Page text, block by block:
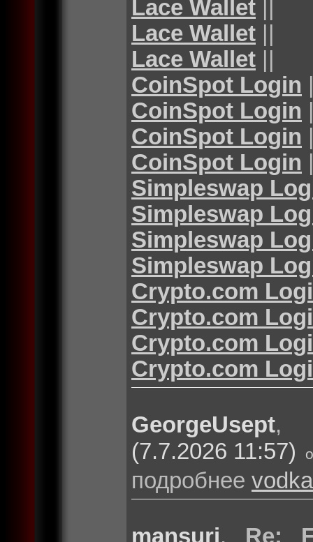
Lace Wallet ||
Lace Wallet ||
Lace Wallet ||
CoinSpot Login
CoinSpot Login
CoinSpot Login
CoinSpot Login
Simpleswap
Simpleswap
Simpleswap
Simpleswap
Crypto.com
Crypto.com
Crypto.com
Crypto.com
GeorgeUsept
(7.7.2026 11:57)
подробнее
mansuri, Re: